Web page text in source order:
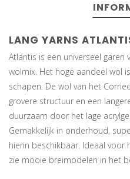
LANG YARNS
Atlantis is een universeel garen
wolmix. Het hoge aandeel wol
schapen. De wol van het
grovere structuur en een
duurzaam door het lage
Gemakkelijk in onderhoud,
hierin beschikbaar. Ideaal
zie mooie breimodelen in het